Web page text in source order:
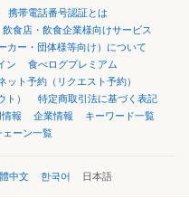
携帯電話番号認証とは
飲食店・飲食企業様向けサービス
カー・団体様等向け）について
ン
食べログプレミアム
ット予約（リクエスト予約）
ト）
特定商取引法に基づく表記
報 企業情報
キーワード一覧
ェーン一覧
中文 한국어 日本語